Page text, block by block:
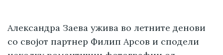
Александра Заева ужива во летните денови
со својот партнер Филип Арсов и сподели